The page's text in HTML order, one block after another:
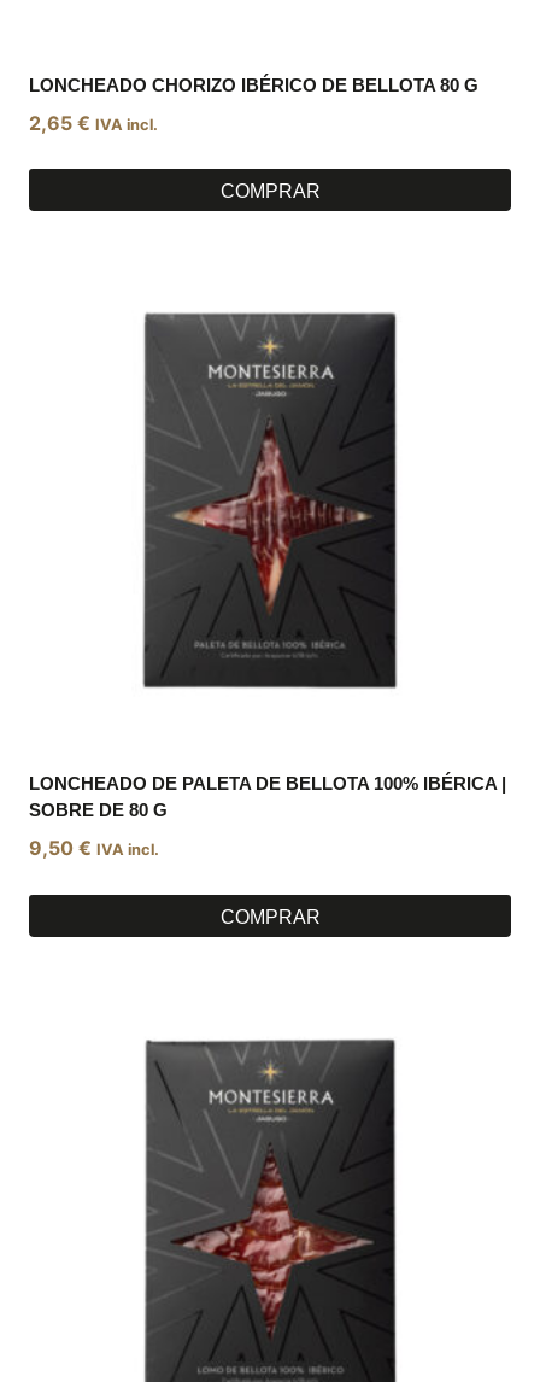
LONCHEADO CHORIZO IBÉRICO DE BELLOTA 80 G
2,65 € IVA incl.
COMPRAR
LONCHEADO DE PALETA DE BELLOTA 100% IBÉRICA |
SOBRE DE 80 G
9,50 € IVA incl.
COMPRAR